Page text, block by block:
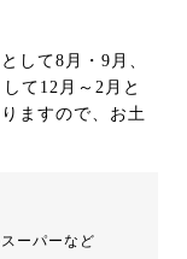
して8月・9月、
て12月～2月と
ますので、お土
ーパーなど